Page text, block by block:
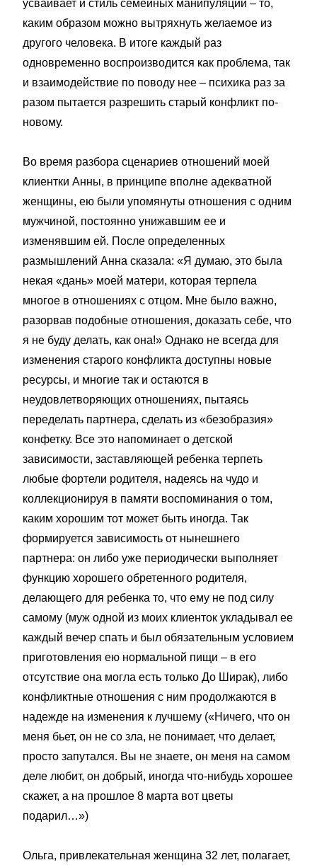
усваивает и стиль семейных манипуляций – то,
каким образом можно вытряхнуть желаемое из
другого человека. В итоге каждый раз
одновременно воспроизводится как проблема, так
и взаимодействие по поводу нее – психика раз за
разом пытается разрешить старый конфликт по-
новому.
Во время разбора сценариев отношений моей
клиентки Анны, в принципе вполне адекватной
женщины, ею были упомянуты отношения с одним
мужчиной, постоянно унижавшим ее и
изменявшим ей. После определенных
размышлений Анна сказала: «Я думаю, это была
некая «дань» моей матери, которая терпела
многое в отношениях с отцом. Мне было важно,
разорвав подобные отношения, доказать себе, что
я не буду делать, как она!» Однако не всегда для
изменения старого конфликта доступны новые
ресурсы, и многие так и остаются в
неудовлетворяющих отношениях, пытаясь
переделать партнера, сделать из «безобразия»
конфетку. Все это напоминает о детской
зависимости, заставляющей ребенка терпеть
любые фортели родителя, надеясь на чудо и
коллекционируя в памяти воспоминания о том,
каким хорошим тот может быть иногда. Так
формируется зависимость от нынешнего
партнера: он либо уже периодически выполняет
функцию хорошего обретенного родителя,
делающего для ребенка то, что ему не под силу
самому (муж одной из моих клиенток укладывал ее
каждый вечер спать и был обязательным условием
приготовления ею нормальной пищи – в его
отсутствие она могла есть только До Ширак), либо
конфликтные отношения с ним продолжаются в
надежде на изменения к лучшему («Ничего, что он
меня бьет, он не со зла, не понимает, что делает,
просто запутался. Вы не знаете, он меня на самом
деле любит, он добрый, иногда что-нибудь хорошее
скажет, а на прошлое 8 марта вот цветы
подарил…»)
Ольга, привлекательная женщина 32 лет, полагает,